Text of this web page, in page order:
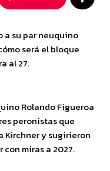
a su par neuquino
será el bloque
al 27.
Rolando Figueroa
peronistas que
Kirchner y sugirieron
miras a 2027.